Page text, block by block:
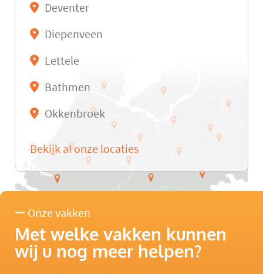
Deventer
Diepenveen
Lettele
Bathmen
Okkenbroek
Bekijk al onze locaties
Onze vakken
Met welke vakken kunnen
wij u nog meer helpen?